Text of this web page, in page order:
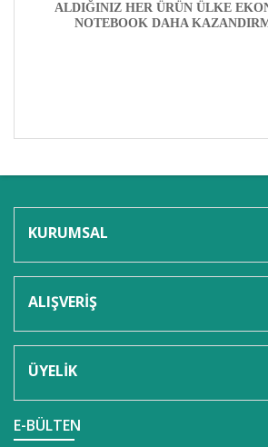
ALDIĞINIZ HER ÜRÜN ÜLKE
NOTEBOOK DAHA
diğer konularda yetersiz gördüğünüz
Görüş ve önerileriniz için teşekkür
Ürün açıklamasında eksik bilgiler
Ürün bilgilerinde hatalar bulunuyor.
Ürün fiyatı diğer sitelerden daha pahalı.
KURUMSAL
ALIŞVERİŞ
ÜYELİK
E-BÜLTEN